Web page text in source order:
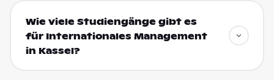
Wie viele Studiengänge gibt es
für Internationales Management
in Kassel?